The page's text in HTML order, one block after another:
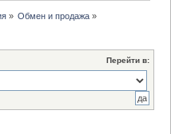
» Обмен и продажа»
Перейти в: